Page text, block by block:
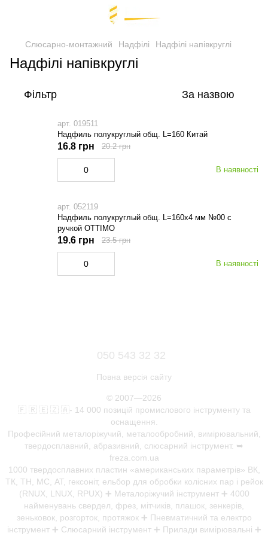
Слюсарно-монтажний Надфілі Надфілі напівкруглі
Надфілі напівкруглі
Фільтр За назвою
арт. 019511
Надфиль полукруглый общ. L=160 Китай
В наявності
16.8 грн 20.2 грн
арт. 052119
Надфиль полукруглый общ. L=160х4 мм №00 с
ручкой OTTIMO
В наявності
19.6 грн 23.5 грн
050 543 32 32
Повна версія сайту
© 2007—2026
🇫 🇷 🇪 🇿 🇦- 14 000 позицій промислового інструменту та
оснащення.
Професійний металоріжучий, металообробний, вимірювальний,
твердосплавний, абразивний, слюсарний інструмент. ➥
freza.com.ua
1000 твердосплавних пластин «американських параметрів» ВК,
ТК, ТН, МС, АТ, гексоніт, ельбор для обробки колісних пар і рейок
(RNUX, LNUX, RPUX) ➕ Металоріжучий інструмент ➕ 4000
найменувань свердел, фрез, мітчиків, плашок, зенкерів,
зеньковок, розгорток, протяжок ➕ Пневматичний та електро
інструмент ➕ Слюсарний інструмент ➕ Прилади вимірювальні ➕